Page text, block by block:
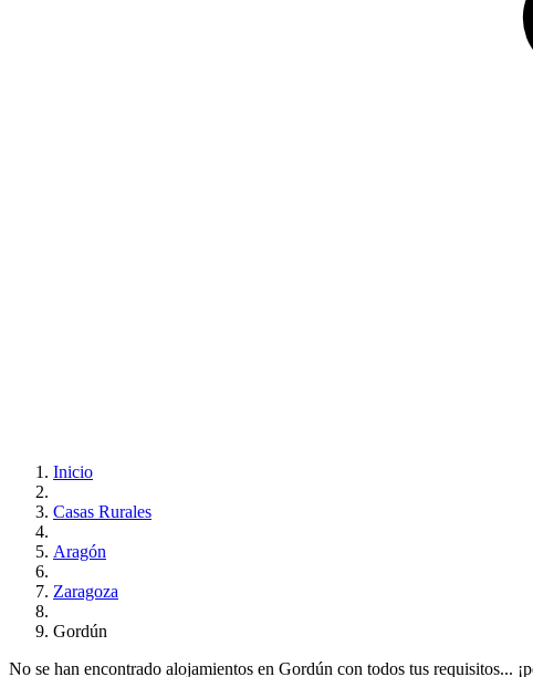
Inicio
Casas Rurales
Aragón
Zaragoza
Gordún
No se han encontrado alojamientos en Gordún con todos tus requisitos...